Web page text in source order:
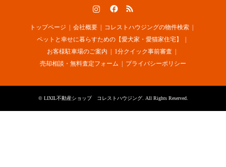
トップページ 会社概要
コレストハウジングの物件検索
ペットと幸せに暮らすための【愛犬家・愛猫家住宅】
お客様駐車場のご案内
1分クイック事前審査
売却相談・無料査定フォーム
プライバシーポリシー
© LIXIL不動産ショップ コレストハウジング. All Rights Reserved.